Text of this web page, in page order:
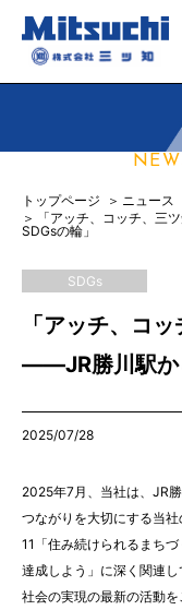
トップページ
ニュース
「アッチ、コッチ、
SDGsの輪」
SDGs
「アッチ、コ
——JR勝川駅か
2025/07/28
2025年7月、当社は、JR
つながりを大切にする当
11「住み続けられるまち
達成しよう」に深く関連
社会の実現の最新の活動を